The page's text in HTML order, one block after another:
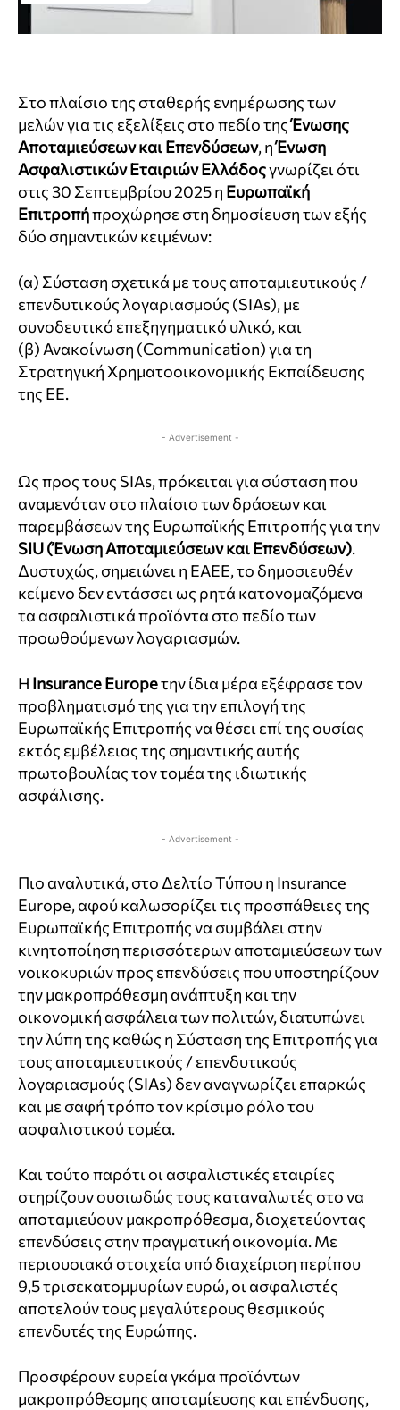
Στο πλαίσιο της σταθερής ενημέρωσης των
μελών για τις εξελίξεις στο πεδίο τηςΈνωσης
Αποταμιεύσεων και Επενδύσεων, ηΈνωση
Ασφαλιστικών Εταιριών Ελλάδοςγνωρίζει ότι
στις 30 Σεπτεμβρίου 2025 η Ευρωπαϊκή
Επιτροπήπροχώρησε στη δημοσίευση των εξής
δύο σημαντικών κειμένων:
(α) Σύσταση σχετικά με τους αποταμιευτικούς /
επενδυτικούς λογαριασμούς (SIΑs), με
συνοδευτικό επεξηγηματικό υλικό, και
(β) Ανακοίνωση (Communication) για τη
Στρατηγική Χρηματοοικονομικής Εκπαίδευσης
της ΕΕ.
- Advertisement -
Ως προς τους SIAs, πρόκειται για σύσταση που
αναμενόταν στο πλαίσιο των δράσεων και
παρεμβάσεων της Ευρωπαϊκής Επιτροπής για την
SIU (Ένωση Αποταμιεύσεων και Επενδύσεων).
Δυστυχώς, σημειώνει η ΕΑΕΕ, το δημοσιευθέν
κείμενο δεν εντάσσει ως ρητά κατονομαζόμενα
τα ασφαλιστικά προϊόντα στο πεδίο των
προωθούμενων λογαριασμών.
Η Insurance Europeτην ίδια μέρα εξέφρασε τον
προβληματισμό της για την επιλογή της
Ευρωπαϊκής Επιτροπής να θέσει επί της ουσίας
εκτός εμβέλειας της σημαντικής αυτής
πρωτοβουλίας τον τομέα της ιδιωτικής
ασφάλισης.
- Advertisement -
Πιο αναλυτικά, στο Δελτίο Τύπου η Insurance
Europe, αφού καλωσορίζει τις προσπάθειες της
Ευρωπαϊκής Επιτροπής να συμβάλει στην
κινητοποίηση περισσότερων αποταμιεύσεων των
νοικοκυριών προς επενδύσεις που υποστηρίζουν
την μακροπρόθεσμη ανάπτυξη και την
οικονομική ασφάλεια των πολιτών, διατυπώνει
την λύπη της καθώς η Σύσταση της Επιτροπής για
τους αποταμιευτικούς / επενδυτικούς
λογαριασμούς (SIAs) δεν αναγνωρίζει επαρκώς
και με σαφή τρόπο τον κρίσιμο ρόλο του
ασφαλιστικού τομέα.
Και τούτο παρότι οι ασφαλιστικές εταιρίες
στηρίζουν ουσιωδώς τους καταναλωτές στο να
αποταμιεύουν μακροπρόθεσμα, διοχετεύοντας
επενδύσεις στην πραγματική οικονομία. Με
περιουσιακά στοιχεία υπό διαχείριση περίπου
9,5 τρισεκατομμυρίων ευρώ, οι ασφαλιστές
αποτελούν τους μεγαλύτερους θεσμικούς
επενδυτές της Ευρώπης.
Προσφέρουν ευρεία γκάμα προϊόντων
μακροπρόθεσμης αποταμίευσης και επένδυσης,